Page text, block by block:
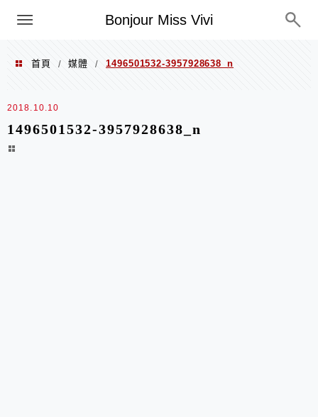
Bonjour Miss Vivi
選單
首頁 / 媒體 / 1496501532-3957928638_n
2018.10.10
1496501532-3957928638_n